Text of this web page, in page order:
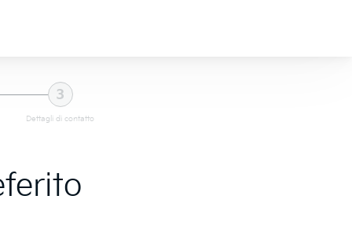
3
Dettagli di contatto